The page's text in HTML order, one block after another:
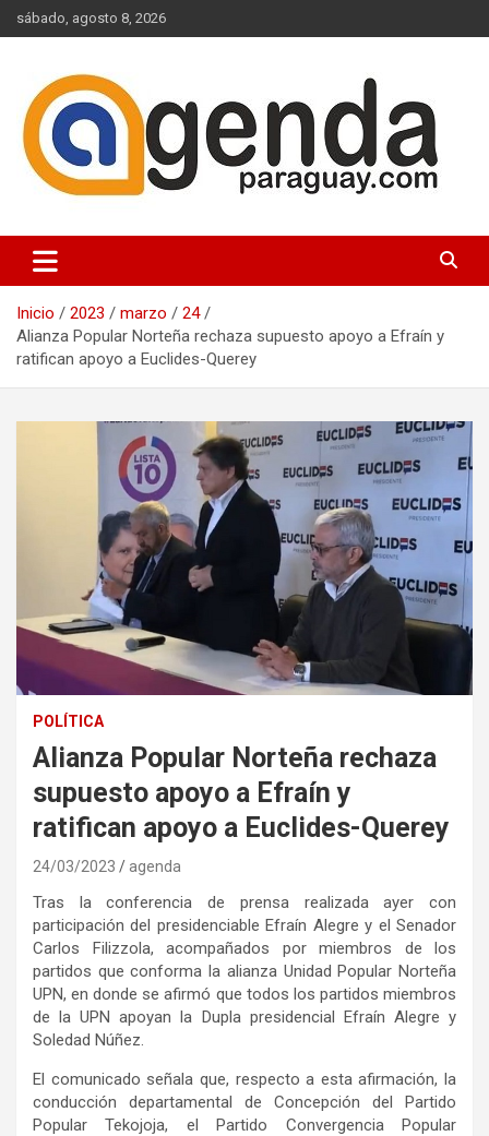
Saltar
al
sábado, agosto 8, 2026
Agenda Paraguay
Inicio 2023 marzo
24
Alianza Popular Norteña rechaza supuesto apoyo a Efraín y
ratifican apoyo a Euclides-Querey
POLÍTICA
Alianza Popular Norteña rechaza
supuesto apoyo a Efraín y
ratifican apoyo a Euclides-Querey
24/03/2023 agenda
Tras la conferencia de prensa realizada ayer con
participación del presidenciable Efraín Alegre y el Senador
Carlos Filizzola, acompañados por miembros de los
partidos que conforma la alianza Unidad Popular Norteña
UPN, en donde se afirmó que todos los partidos miembros
de la UPN apoyan la Dupla presidencial Efraín Alegre y
Soledad Núñez.
El comunicado señala que, respecto a esta afirmación, la
conducción departamental de Concepción del Partido
Popular Tekojoja, el Partido Convergencia Popular